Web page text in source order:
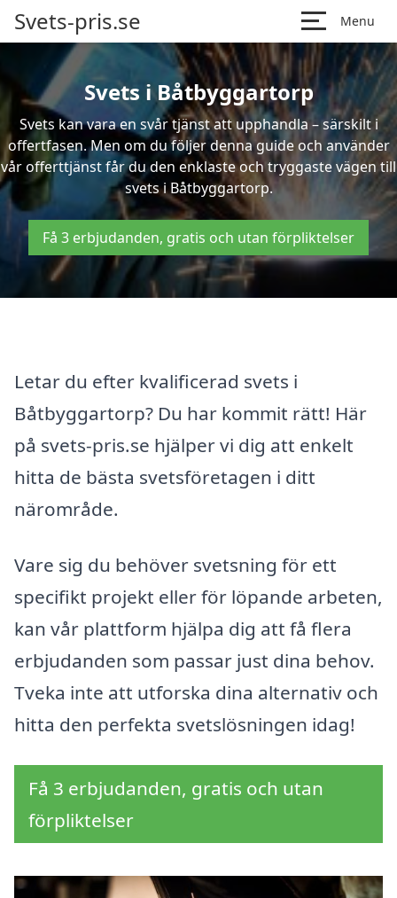
Svets-pris.se Menu
Svets i Båtbyggartorp
Svets kan vara en svår tjänst att upphandla – särskilt i
offertfasen. Men om du följer denna guide och använder
vår offerttjänst får du den enklaste och tryggaste vägen till
svets i Båtbyggartorp.
Få 3 erbjudanden, gratis och utan förpliktelser
Letar du efter kvalificerad svets i
Båtbyggartorp? Du har kommit rätt! Här
på svets-pris.se hjälper vi dig att enkelt
hitta de bästa svetsföretagen i ditt
närområde.
Vare sig du behöver svetsning för ett
specifikt projekt eller för löpande arbeten,
kan vår plattform hjälpa dig att få flera
erbjudanden som passar just dina behov.
Tveka inte att utforska dina alternativ och
hitta den perfekta svetslösningen idag!
Få 3 erbjudanden, gratis och utan
förpliktelser